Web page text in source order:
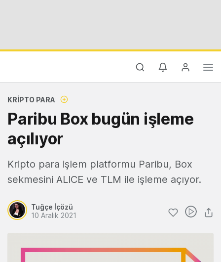
KRIPTO PARA
Paribu Box bugün işleme
açılıyor
Kripto para işlem platformu Paribu, Box
sekmesini ALICE ve TLM ile işleme açıyor.
Tuğçe İçözü
10 Aralık 2021